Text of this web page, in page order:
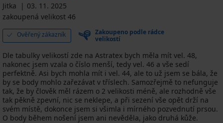
Jitka
03. 11. 2025
zakoupená velikost 46
Ověřený zákazník
Zakoupeno podle rádce
velikostí
Dle tabulky velikostí zde na Astratex bych měla mít vel. 48,
nakonec jsem vzala o číslo menší, tedy vel. 46 a vše sedí
perfektně. Asi bych mohla mít i vel. 44, ale to už jsem se bála, že
by se body mohlo zařezávat v tříslech. Samozřejmě to nefunguje
tak, že by člověk měl rázem o 2 velikosti méně, ale rozhodně vše
tak pěkně zpevní, nic se neklepe, a při sezení vše opět drží na
svém místě, dokonce jsem si všimla i mírného pozvednutí prsou.
O body během nošení jsem ani nevěděla, jako druhá kůže.